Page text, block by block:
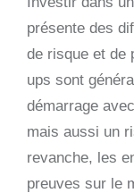
présente des
de risque et de
ups sont
démarrage
mais aussi un
revanche, les
preuves sur le